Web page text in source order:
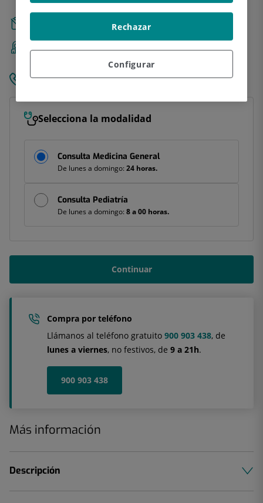
Sin necesidad de cita previa.
Teléfono gratuito para la consulta.
Selecciona la modalidad
Consulta Medicina General
De lunes a domingo: 24 horas.
Consulta Pediatría
De lunes a domingo: 8 a 00 horas.
Continuar
Compra por teléfono
Llámanos al teléfono gratuito 900 903 438, de
lunes a viernes, no festivos, de 9 a 21h.
900 903 438
Más información
Descripción
Configurar
Rechazar